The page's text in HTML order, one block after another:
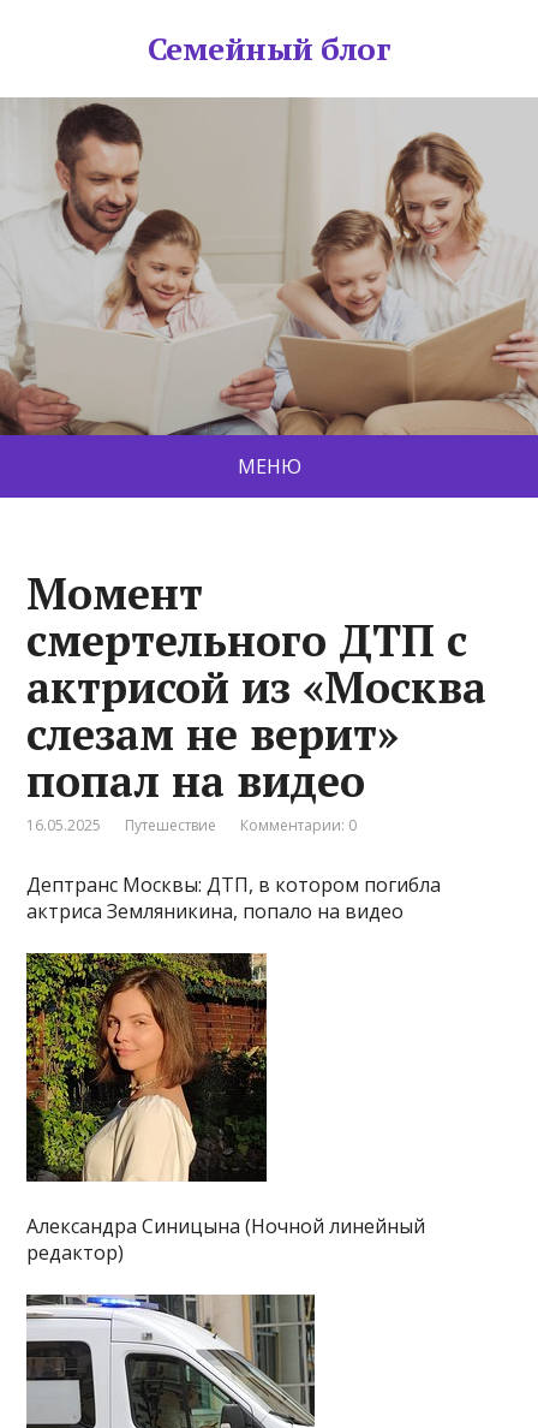
Семейный блог
МЕНЮ
Момент
смертельного ДТП с
актрисой из «Москва
слезам не верит»
попал на видео
16.05.2025 Путешествие Комментарии: 0
Дептранс Москвы: ДТП, в котором погибла
актриса Земляникина, попало на видео
Александра Синицына (Ночной линейный
редактор)